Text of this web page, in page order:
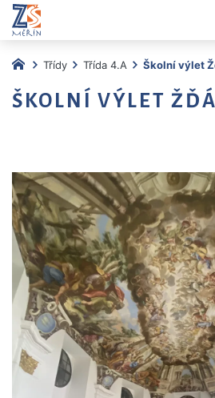
Třídy Třída 4.A Školní výlet
ŠKOLNÍ VÝLET